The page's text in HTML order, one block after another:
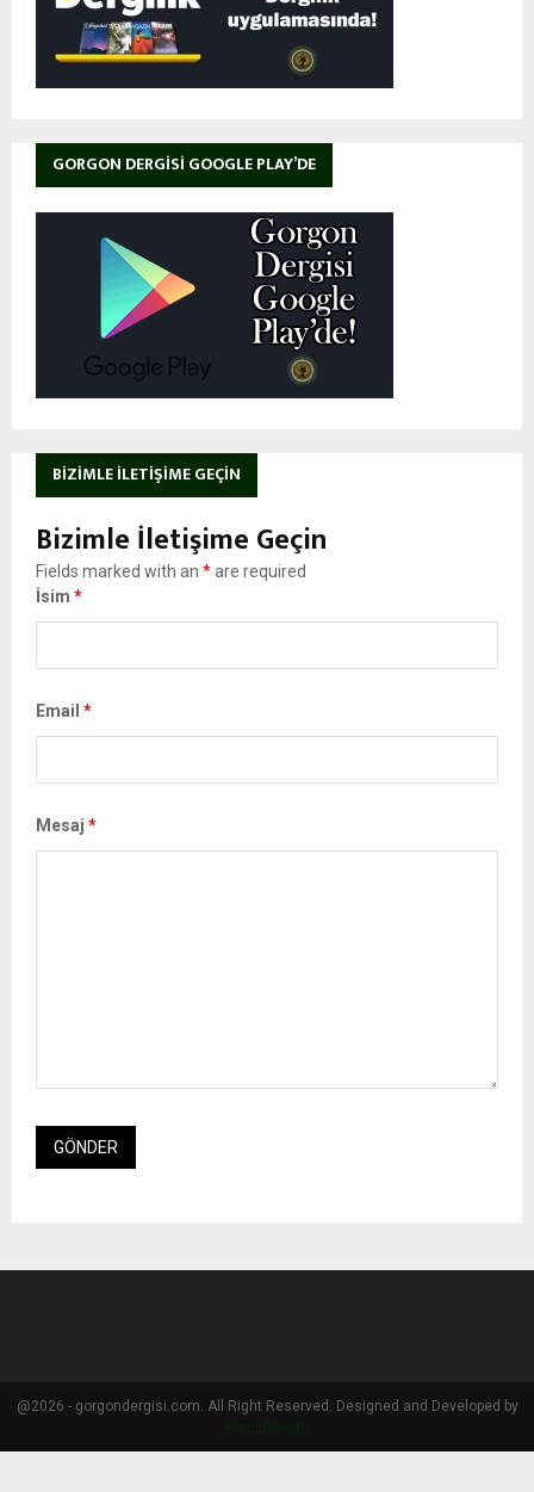
GORGON DERGISI GOOGLE PLAY’DE
BIZIMLE İLETIŞIME GEÇIN
Bizimle İletişime Geçin
Fields marked with an *are required
İsim *
Email *
Mesaj *
@2026 - gorgondergisi.com. All Right Reserved. Designed and Developed by